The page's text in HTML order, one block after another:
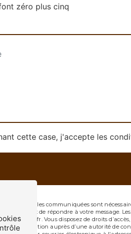
zéro plus cinq
cette case, j'accepte les
personnelles communiquées sont
le seul but de répondre à votre message.
Vous disposez de droits
une réclamation auprès d’une autorité de